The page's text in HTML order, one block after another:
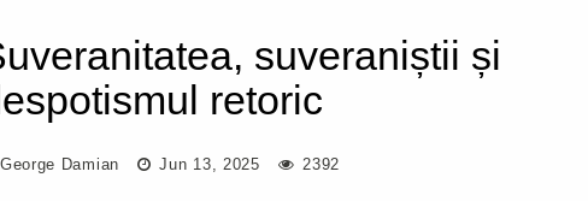
suveraniștii și
retoric
George Damian Jun 13, 2025 2392